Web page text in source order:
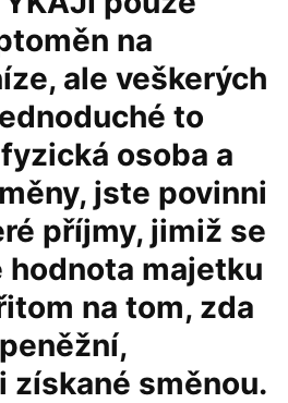
na
ale veškerých
to
osoba a
jste povinni
příjmy, jimiž se
hodnota majetku
na tom, zda
získané směnou.